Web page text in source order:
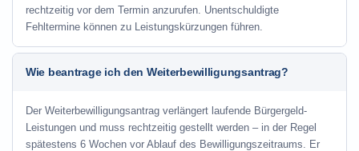
rechtzeitig vor dem Termin anzurufen. Unentschuldigte
Fehltermine können zu Leistungskürzungen führen.
Wie beantrage ich den Weiterbewilligungsantrag?
Der Weiterbewilligungsantrag verlängert laufende Bürgergeld-
Leistungen und muss rechtzeitig gestellt werden – in der Regel
spätestens 6 Wochen vor Ablauf des Bewilligungszeitraums. Er